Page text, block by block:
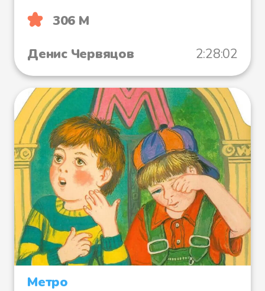
306 М
Денис Червяцов
2:28:02
Метро